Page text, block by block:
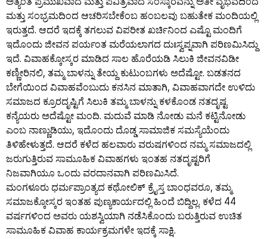
ಮತ್ತು ಸಂಭ್ರಮದಿಂದ ಆಚರಿಸಬೇಕೆಂಬ ಹಂಬಲವು ಬಹುತೇಕ ಮಂದಿಯಲ್ಲಿ
ಇರುತ್ತದೆ. ಆದರೆ ಇದಕ್ಕೆ ತಗಲುವ ವಿಪರೀತ ಖರ್ಚಿನಿಂದ ಎಷ್ಟೊ ಮಂದಿಗೆ
ಇದೊಂದು ಜೀವನ ಪರ್ಯಂತ ಮರೆಯಲಾಗದ ದುಃಸ್ವಪ್ನವಾಗಿ ಪರಿಣಮಿಸಿದ್ದು
ಇದೆ. ವಿವಾಹಕ್ಕೋಸ್ಕರ ಮಾಡಿದ ಸಾಲ ಹೊರೆಯಡಿ ಸಿಲುಕಿ ಜೀವನವಿಡೀ
ಕಣ್ಣೀರಿನಲಿ, ತಮ್ಮ ಬಾಳನ್ನು ತೇಯ್ದ ಕುಟುಂಬಗಳು ಅದೆಷ್ಟೋ. ಬಡತನದ
ಬೇಗೆಯಿಂದ ವಿವಾಹವೆಂಬುದು ಕನಸಿನ ಮಾತಾಗಿ, ವಿವಾಹವಾಗದೇ ಉಳಿದು
ಸಮಾಜದ ಕ್ರೂರದೃಷ್ಟಿಗೆ ಸಿಲುಕಿ ತಮ್ಮ ಬಾಳನ್ನು ಕಳಕೊಂಡ ನತದೃಷ್ಟ
ಕನ್ಯೆಯರು ಅದೆಷ್ಟೋ ಮಂದಿ. ಮದುವೆ ಮಾಡಿ ನೋಡು ಮನೆ ಕಟ್ಟಿನೋಡು
ಎಂಬ ನಾಣ್ಣುಡಿಯು, ಇದೊಂದು ದೊಡ್ಡ ಸಾಮಾಜಿಕ ಸಮಸ್ಯೆಯೆಂದು
ತಿಳಿಹೇಳುತ್ತದೆ. ಆದರೆ ಕಳೆದ ಹಲವಾರು ವರುಷಗಳಿಂದ ನಮ್ಮ ಸಮಾಜದಲ್ಲಿ
ಜರುಗುತ್ತಿರುವ ಸಾಮೂಹಿಕ ವಿವಾಹಗಳು ಇಂತಹ ನತದೃಷ್ಟರಿಗೆ
ನಿಜವಾಗಿಯೂ ಒಂದು ವರದಾನವಾಗಿ ಪರಿಣಮಿಸಿದೆ.
ಮಂಗಳೂರು ಧರ್ಮಪ್ರಾಂತ್ಯದ ಕಥೋಲಿಕ್ ಕ್ರೈಸ್ತ ಬಾಂಧವರೂ, ತಮ್ಮ
ಸಮಾಜಕ್ಕೋಸ್ಕರ ಇಂತಹ ಪುಣ್ಯಕಾರ್ಯದಲ್ಲಿ ಹಿಂದೆ ಬಿದ್ದಿಲ್ಲ. ಕಳೆದ 44
ವರ್ಷಗಳಿಂದ ಅವರು ಯಶಸ್ವಿಯಾಗಿ ನಡೆಸಿಕೊಂದು ಬರುತ್ತಿರುವ ಉಚಿತ
ಸಾಮೂಹಿಕ ವಿವಾಹ ಕಾರ್ಯಕ್ರಮಗಳೇ ಇದಕ್ಕೆ ಸಾಕ್ಷಿ.